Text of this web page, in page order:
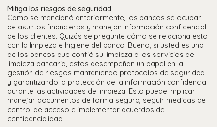
Mitiga los riesgos de seguridad
Como se mencionó anteriormente, los bancos se ocupan
de asuntos financieros y manejan información confidencial
de los clientes. Quizás se pregunte cómo se relaciona esto
con la limpieza e higiene del banco. Bueno, si usted es uno
de los bancos que confió su limpieza a los servicios de
limpieza bancaria, estos desempeñan un papel en la
gestión de riesgos manteniendo protocolos de seguridad
y garantizando la protección de la información confidencial
durante las actividades de limpieza. Esto puede implicar
manejar documentos de forma segura, seguir medidas de
control de acceso e implementar acuerdos de
confidencialidad.